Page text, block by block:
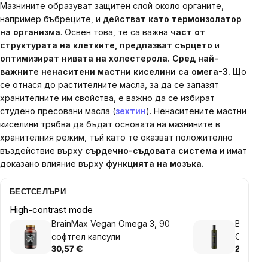
Мазнините образуват защитен слой около органите,
например бъбреците, и действат като термоизолатор
на организма. Освен това, те са важна част от
структурата на клетките, предпазват сърцето и
оптимизират нивата на холестерола. Сред най-
важните ненаситени мастни киселини са омега-3. Що
се отнася до растителните масла, за да се запазят
хранителните им свойства, е важно да се избират
студено пресовани масла (зехтин). Ненаситените мастни
киселини трябва да бъдат основата на мазнините в
хранителния режим, тъй като те оказват положително
въздействие върху сърдечно-съдовата система и имат
доказано влияние върху функцията на мозъка.
БЕСТСЕЛЪРИ
High-contrast mode
BrainMax Vegan Omega 3, 90
софтгел капсули
30,57 €
C8
20,36 €